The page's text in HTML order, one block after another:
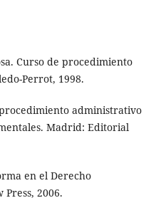
Curso de procedimiento
Perrot, 1998.
procedimiento administrativo
Madrid: Editorial
en el Derecho
2006.